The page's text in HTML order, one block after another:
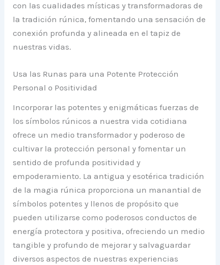
con las cualidades místicas y transformadoras de
la tradición rúnica, fomentando una sensación de
conexión profunda y alineada en el tapiz de
nuestras vidas.
Usa las Runas para una Potente Protección
Personal o Positividad
Incorporar las potentes y enigmáticas fuerzas de
los símbolos rúnicos a nuestra vida cotidiana
ofrece un medio transformador y poderoso de
cultivar la protección personal y fomentar un
sentido de profunda positividad y
empoderamiento. La antigua y esotérica tradición
de la magia rúnica proporciona un manantial de
símbolos potentes y llenos de propósito que
pueden utilizarse como poderosos conductos de
energía protectora y positiva, ofreciendo un medio
tangible y profundo de mejorar y salvaguardar
diversos aspectos de nuestras experiencias